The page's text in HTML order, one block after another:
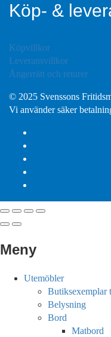
Köp- &
Köpvillkor
Leveransvillkor
Ångerrätt och returer
© 2025 Svenssons
Vi använder säker
Meny
Utemöbler
Butiksexemplar
Belysning
Bord
Matbord